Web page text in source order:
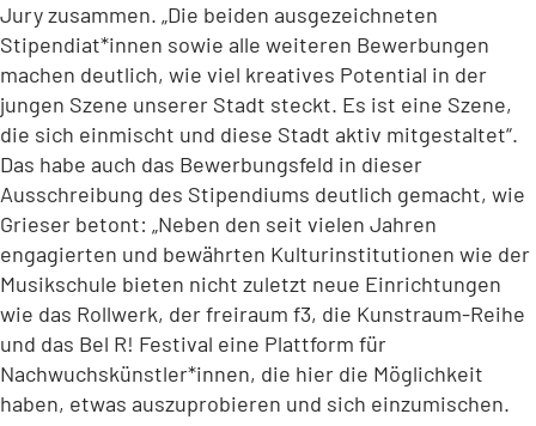
Jury zusammen. „Die beiden ausgezeichneten
Stipendiat*innen sowie alle weiteren Bewerbungen
machen deutlich, wie viel kreatives Potential in der
jungen Szene unserer Stadt steckt. Es ist eine Szene,
die sich einmischt und diese Stadt aktiv mitgestaltet“.
Das habe auch das Bewerbungsfeld in dieser
Ausschreibung des Stipendiums deutlich gemacht, wie
Grieser betont: „Neben den seit vielen Jahren
engagierten und bewährten Kulturinstitutionen wie der
Musikschule bieten nicht zuletzt neue Einrichtungen
wie das Rollwerk, der freiraum f3, die Kunstraum-Reihe
und das Bel R! Festival eine Plattform für
Nachwuchskünstler*innen, die hier die Möglichkeit
haben, etwas auszuprobieren und sich einzumischen.